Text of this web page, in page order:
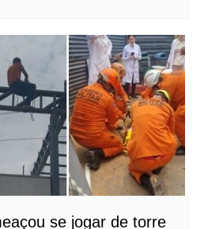
se jogar de torre